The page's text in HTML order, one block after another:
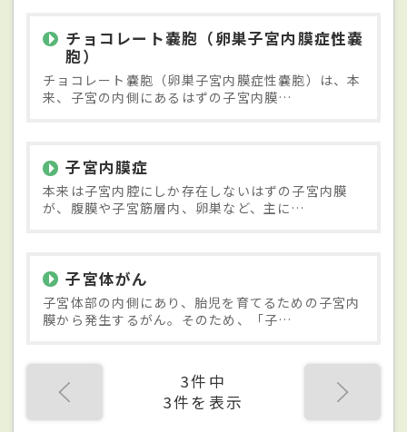
チョコレート嚢胞（卵巣子宮内膜症性嚢
胞）
チョコレート嚢胞（卵巣子宮内膜症性嚢胞）は、本
来、子宮の内側にあるはずの子宮内膜…
子宮内膜症
本来は子宮内腔にしか存在しないはずの子宮内膜
が、腹膜や子宮筋層内、卵巣など、主に…
子宮体がん
子宮体部の内側にあり、胎児を育てるための子宮内
膜から発生するがん。そのため、「子…
3件中
3件を表示